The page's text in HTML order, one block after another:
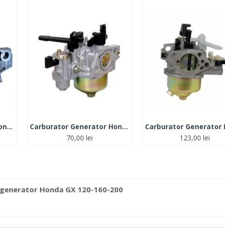
Carburator Generator Honda GX 110-120
Carburator Generator Honda GX 160
70,00 lei
123,00 lei
Honda GX 120-160-200